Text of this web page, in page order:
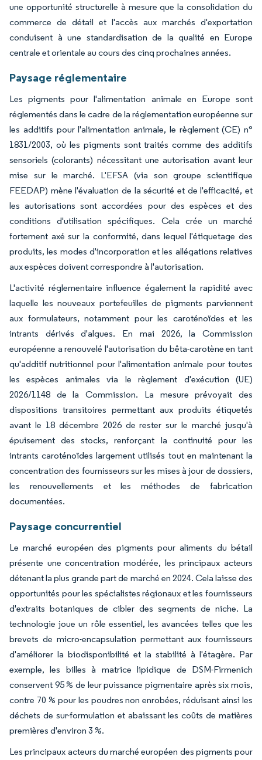
une opportunité structurelle à mesure que la consolidation du
commerce de détail et l'accès aux marchés d'exportation
conduisent à une standardisation de la qualité en Europe
centrale et orientale au cours des cinq prochaines années.
Paysage réglementaire
Les pigments pour l'alimentation animale en Europe sont
réglementés dans le cadre de la réglementation européenne sur
les additifs pour l'alimentation animale, le règlement (CE) n°
1831/2003, où les pigments sont traités comme des additifs
sensoriels (colorants) nécessitant une autorisation avant leur
mise sur le marché. L'EFSA (via son groupe scientifique
FEEDAP) mène l'évaluation de la sécurité et de l'efficacité, et
les autorisations sont accordées pour des espèces et des
conditions d'utilisation spécifiques. Cela crée un marché
fortement axé sur la conformité, dans lequel l'étiquetage des
produits, les modes d'incorporation et les allégations relatives
aux espèces doivent correspondre à l'autorisation.
L'activité réglementaire influence également la rapidité avec
laquelle les nouveaux portefeuilles de pigments parviennent
aux formulateurs, notamment pour les caroténoïdes et les
intrants dérivés d'algues. En mai 2026, la Commission
européenne a renouvelé l'autorisation du bêta-carotène en tant
qu'additif nutritionnel pour l'alimentation animale pour toutes
les espèces animales via le règlement d'exécution (UE)
2026/1148 de la Commission. La mesure prévoyait des
dispositions transitoires permettant aux produits étiquetés
avant le 18 décembre 2026 de rester sur le marché jusqu'à
épuisement des stocks, renforçant la continuité pour les
intrants caroténoïdes largement utilisés tout en maintenant la
concentration des fournisseurs sur les mises à jour de dossiers,
les renouvellements et les méthodes de fabrication
documentées.
Paysage concurrentiel
Le marché européen des pigments pour aliments du bétail
présente une concentration modérée, les principaux acteurs
détenant la plus grande part de marché en 2024. Cela laisse des
opportunités pour les spécialistes régionaux et les fournisseurs
d'extraits botaniques de cibler des segments de niche. La
technologie joue un rôle essentiel, les avancées telles que les
brevets de micro-encapsulation permettant aux fournisseurs
d'améliorer la biodisponibilité et la stabilité à l'étagère. Par
exemple, les billes à matrice lipidique de DSM-Firmenich
conservent 95 % de leur puissance pigmentaire après six mois,
contre 70 % pour les poudres non enrobées, réduisant ainsi les
déchets de sur-formulation et abaissant les coûts de matières
premières d'environ 3 %.
Les principaux acteurs du marché européen des pigments pour